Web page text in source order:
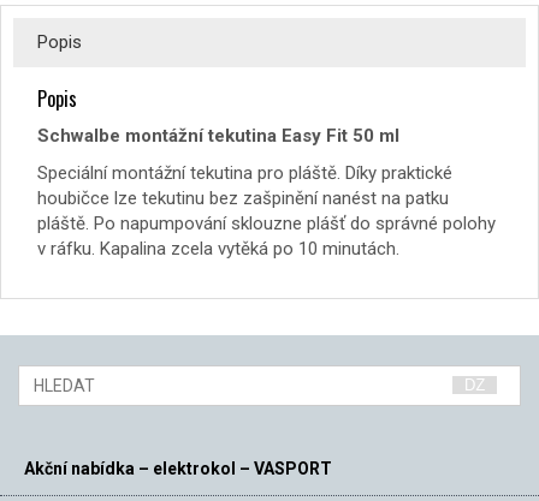
Popis
Popis
Schwalbe montážní tekutina Easy Fit 50 ml
Speciální montážní tekutina pro pláště. Díky praktické
houbičce lze tekutinu bez zašpinění nanést na patku
pláště. Po napumpování sklouzne plášť do správné polohy
v ráfku. Kapalina zcela vytěká po 10 minutách.
Akční nabídka – elektrokol – VASPORT